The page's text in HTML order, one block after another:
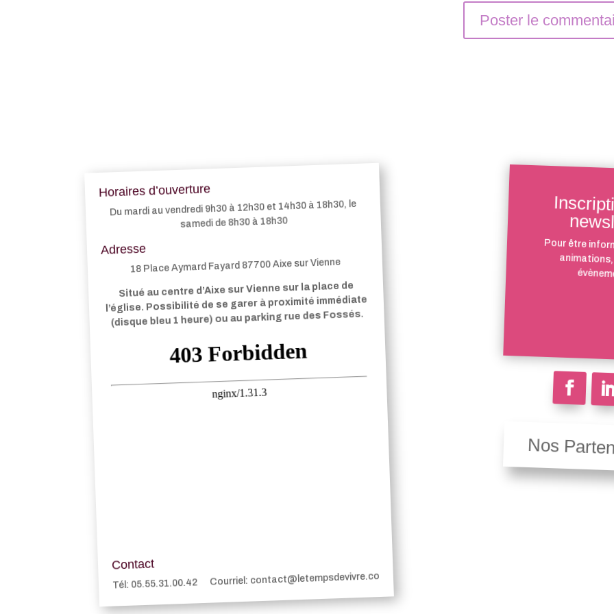
Horaires d’ouverture
Du mardi au vendredi 9h30 à 12h30 et 14h30 à 18h30, le
samedi de 8h30 à 18h30
Adresse
18 Place Aymard Fayard 87700 Aixe sur Vienne
Situé au centre d’Aixe sur Vienne sur la place de
l’église. Possibilité de se garer à proximité immédiate
(disque bleu 1 heure) ou au parking rue des Fossés.
Contact
Tél: 05.55.31.00.42 Courriel: contact@letempsdevivre.co
Pour être
Nos